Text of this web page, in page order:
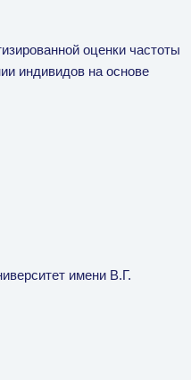
оценки частоты
индивидов на основе
имени В.Г.